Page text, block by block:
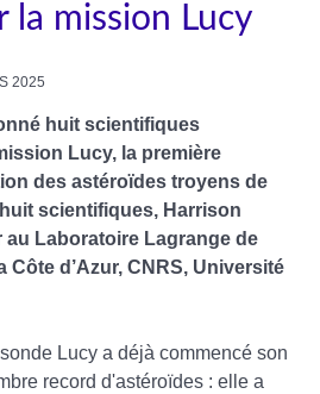
la mission Lucy
2025
huit scientifiques
Lucy, la première
des astéroïdes troyens de
scientifiques, Harrison
Laboratoire Lagrange de
Côte d’Azur, CNRS, Université
Lucy a déjà commencé son
record d'astéroïdes : elle a